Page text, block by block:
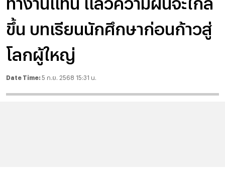
ขึ้น บทเรียนนักศึกษาก่อนก้าวสู่
โลกผู้ใหญ่
Date Time: 5 ก.ย. 2568 15:31 น.